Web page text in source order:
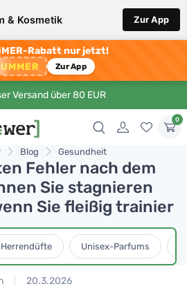
& Kosmetik Zur App
Rabatt nur jetzt!
Zur App
Versand über 80 EUR
0
Blog Gesundheit
Fehler nach dem
Sie stagnieren
Sie fleißig trainier
Herrendüfte Unisex-Parfums
20.3.2026